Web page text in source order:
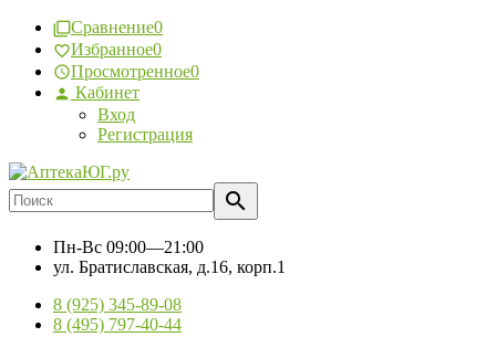
Сравнение0
Избранное0
Просмотренное0
Кабинет
Вход
Регистрация
Пн-Вс 09:00—21:00
ул. Братиславская, д.16, корп.1
8 (925) 345-89-08
8 (495) 797-40-44